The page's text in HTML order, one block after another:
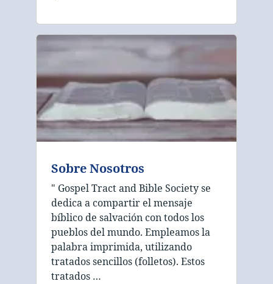
Sobre Nosotros
" Gospel Tract and Bible Society se
dedica a compartir el mensaje
bíblico de salvación con todos los
pueblos del mundo. Empleamos la
palabra imprimida, utilizando
tratados sencillos (folletos). Estos
tratados …